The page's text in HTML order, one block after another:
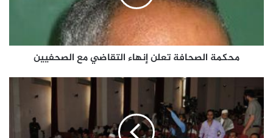
محكمة الصحافة تعلن إنهاء التقاضي مع الصحفيين